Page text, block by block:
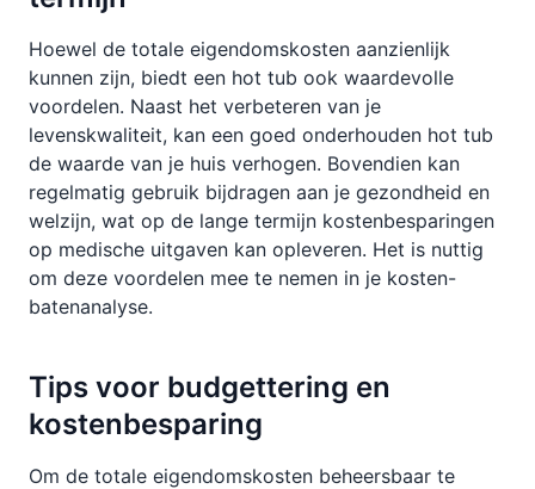
Hoewel de totale eigendomskosten aanzienlijk
kunnen zijn, biedt een hot tub ook waardevolle
voordelen. Naast het verbeteren van je
levenskwaliteit, kan een goed onderhouden hot tub
de waarde van je huis verhogen. Bovendien kan
regelmatig gebruik bijdragen aan je gezondheid en
welzijn, wat op de lange termijn kostenbesparingen
op medische uitgaven kan opleveren. Het is nuttig
om deze voordelen mee te nemen in je kosten-
batenanalyse.
Tips voor budgettering en
kostenbesparing
Om de totale eigendomskosten beheersbaar te